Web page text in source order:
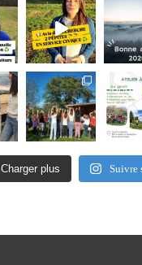
Charger plus Suivre